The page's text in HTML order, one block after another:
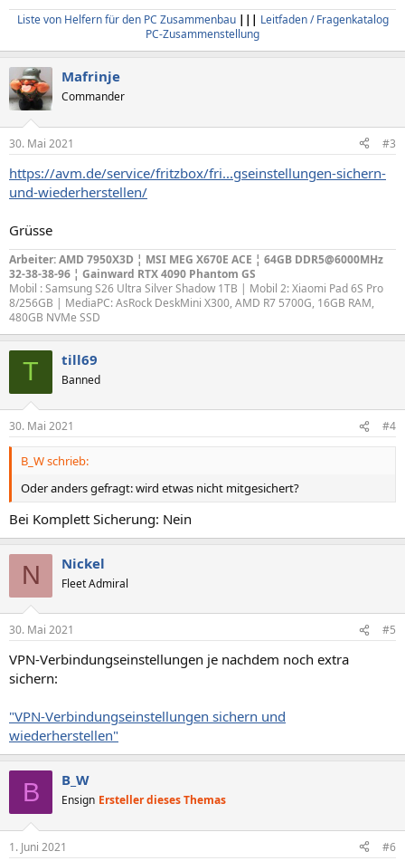
Liste von Helfern für den PC Zusammenbau ||| Leitfaden / Fragenkatalog
PC-Zusammenstellung
Mafrinje
Commander
30. Mai 2021 #3
https://avm.de/service/fritzbox/fri...gseinstellungen-sichern-
und-wiederherstellen/
Grüsse
Arbeiter: AMD 7950X3D ¦ MSI MEG X670E ACE ¦ 64GB DDR5@6000MHz
32-38-38-96 ¦ Gainward RTX 4090 Phantom GS
Mobil : Samsung S26 Ultra Silver Shadow 1TB | Mobil 2: Xiaomi Pad 6S Pro
8/256GB | MediaPC: AsRock DeskMini X300, AMD R7 5700G, 16GB RAM,
480GB NVMe SSD
T till69
Banned
30. Mai 2021 #4
B_W schrieb:
Oder anders gefragt: wird etwas nicht mitgesichert?
Bei Komplett Sicherung: Nein
N Nickel
Fleet Admiral
30. Mai 2021 #5
VPN-Verbindungseinstellungen je nachdem noch extra
sichern:
"VPN-Verbindungseinstellungen sichern und
wiederherstellen"
B B_W
Ensign Ersteller dieses Themas
1. Juni 2021 #6